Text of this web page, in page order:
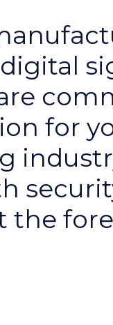
for
the